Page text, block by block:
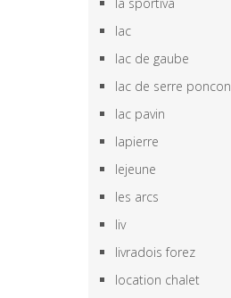
lac
lac de gaube
lac de serre poncon
lac pavin
lapierre
lejeune
les arcs
liv
livradois forez
location chalet